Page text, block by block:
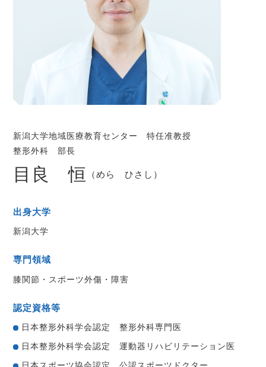
新潟大学地域医療教育センター 特任准教授
整形外科 部長
目良 恒 （めら ひさし）
出身大学
新潟大学
専門領域
膝関節・スポーツ外傷・障害
認定資格等
日本整形外科学会認定 整形外科専門医
日本整形外科学会認定 運動器リハビリテーション医